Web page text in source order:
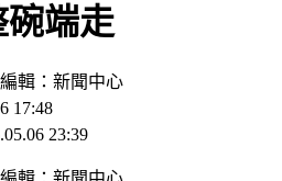
端走
輯：新聞中心
17:48
23:39